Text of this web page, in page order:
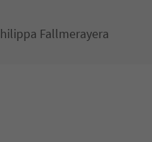
Fallmerayera